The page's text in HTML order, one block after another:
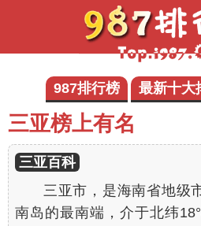
987排行榜 最新十大
三亚榜上有名
三亚百科
三亚市，是海南省地级
南岛的最南端，介于北纬